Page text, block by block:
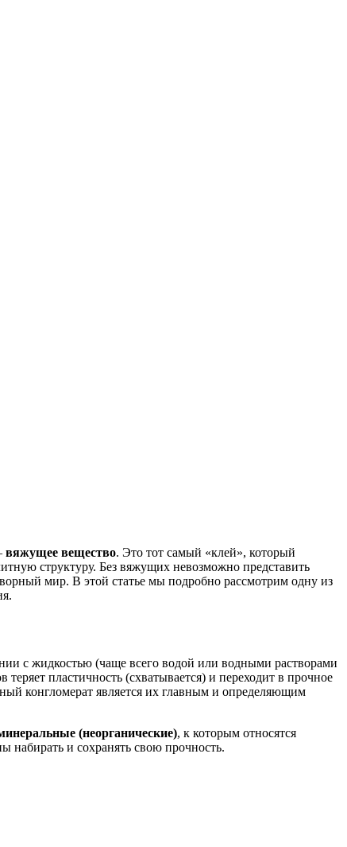
вяжущее вещество. Это тот самый «клей», который
структуру. Без вяжущих невозможно представить
мир. В этой статье мы подробно рассмотрим одну из
с жидкостью (чаще всего водой или водными растворами
пластичность (схватывается) и переходит в прочное
конгломерат является их главным и определяющим
(неорганические), к которым относятся
и сохранять свою прочность.